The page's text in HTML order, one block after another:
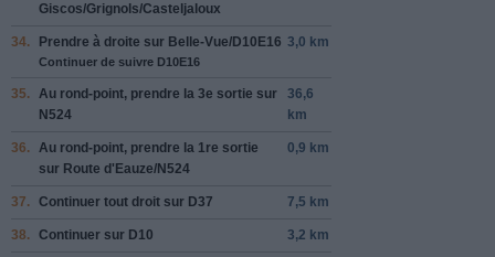
Giscos/Grignols/Casteljaloux
34. Prendre à droite sur Belle-Vue/D10E16
Continuer de suivre D10E16
3,0 km
35. Au rond-point, prendre la 3e sortie sur
N524
36,6
km
36. Au rond-point, prendre la 1re sortie
sur Route d'Eauze/N524
0,9 km
37. Continuer tout droit sur D37 7,5 km
38. Continuer sur D10 3,2 km